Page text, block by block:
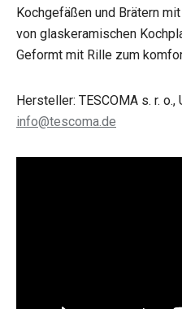
Kochgefäßen und Brätern
von glaskeramischen
Geformt mit Rille zum
Hersteller: TESCOMA s. r.
info@tescoma.de